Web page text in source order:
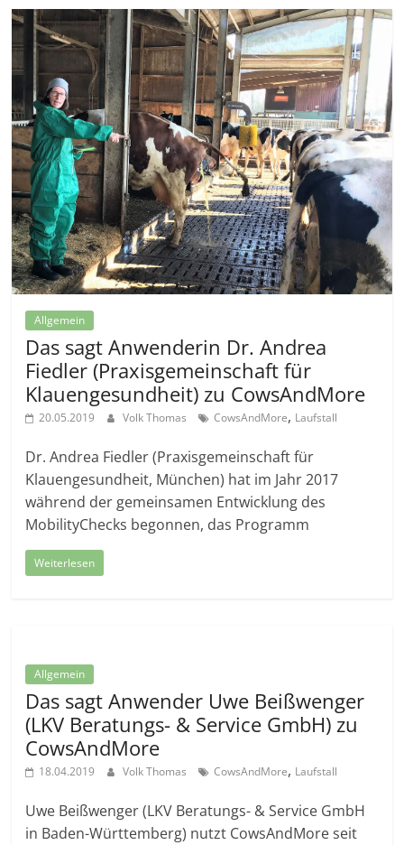
Allgemein
Das sagt Anwenderin Dr. Andrea
Fiedler (Praxisgemeinschaft für
Klauengesundheit) zu CowsAndMore
20.05.2019 Volk Thomas CowsAndMore, Laufstall
Dr. Andrea Fiedler (Praxisgemeinschaft für
Klauengesundheit, München) hat im Jahr 2017
während der gemeinsamen Entwicklung des
MobilityChecks begonnen, das Programm
Weiterlesen
Allgemein
Das sagt Anwender Uwe Beißwenger
(LKV Beratungs- & Service GmbH) zu
CowsAndMore
18.04.2019 Volk Thomas CowsAndMore, Laufstall
Uwe Beißwenger (LKV Beratungs- & Service GmbH
in Baden-Württemberg) nutzt CowsAndMore seit